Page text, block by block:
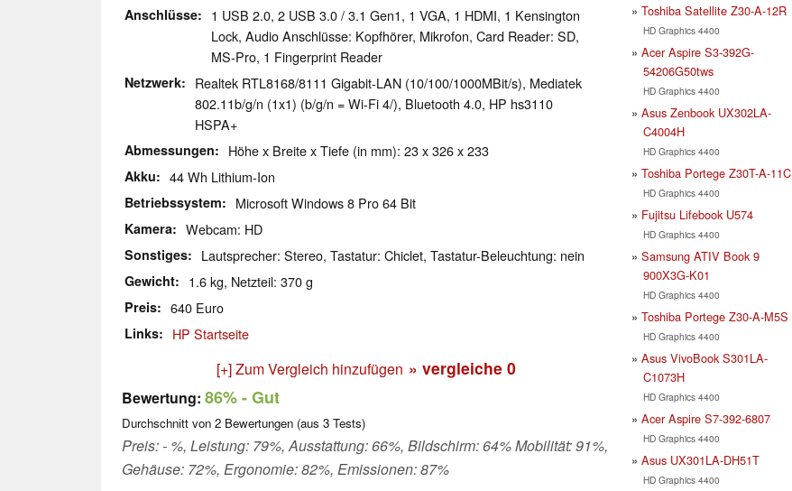
Anschlüsse
1 USB 2.0, 2 USB 3.0 / 3.1 Gen1, 1 VGA, 1 HDMI, 1 Kensington
Lock, Audio Anschlüsse: Kopfhörer, Mikrofon, Card Reader: SD,
MS-Pro, 1 Fingerprint Reader
Netzwerk
Realtek RTL8168/8111 Gigabit-LAN (10/100/1000MBit/s), Mediatek
802.11b/g/n (1x1) (b/g/n = Wi-Fi 4/), Bluetooth 4.0, HP hs3110
HSPA+
Abmessungen Höhe x Breite x Tiefe (in mm): 23 x 326 x 233
Akku 44 Wh Lithium-Ion
Betriebssystem Microsoft Windows 8 Pro 64 Bit
Kamera Webcam: HD
Sonstiges Lautsprecher: Stereo, Tastatur: Chiclet, Tastatur-Beleuchtung: nein
Gewicht 1.6 kg, Netzteil: 370 g
Preis 640 Euro
Links HP Startseite
[+] Zum Vergleich hinzufügen » vergleiche 0
Bewertung: 86%- Gut
Durchschnitt von 2 Bewertungen (aus 3 Tests)
Preis: - %, Leistung: 79%, Ausstattung: 66%, Bildschirm: 64% Mobilität: 91%,
Gehäuse: 72%, Ergonomie: 82%, Emissionen: 87%
Toshiba Satellite Z30-A-12R
HD Graphics 4400
Acer Aspire S3-392G-
54206G50tws
HD Graphics 4400
Asus Zenbook UX302LA-
C4004H
HD Graphics 4400
Toshiba Portege Z30T-A-11C
HD Graphics 4400
Fujitsu Lifebook U574
HD Graphics 4400
Samsung ATIV Book 9
900X3G-K01
HD Graphics 4400
Toshiba Portege Z30-A-M5S
HD Graphics 4400
Asus VivoBook S301LA-
C1073H
HD Graphics 4400
Acer Aspire S7-392-6807
HD Graphics 4400
Asus UX301LA-DH51T
HD Graphics 4400